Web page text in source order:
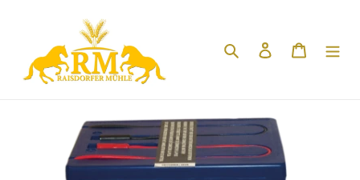
Suchen Einloggen